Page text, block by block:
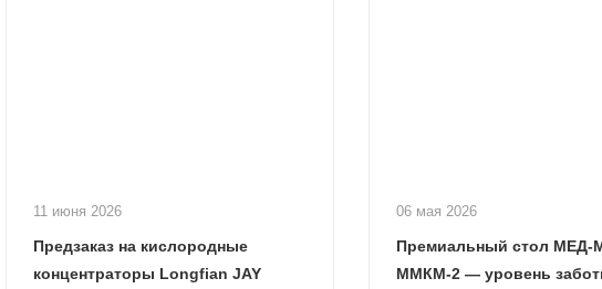
11 июня 2026
Предзаказ на кислородные
концентраторы Longfian JAY
06 мая 2026
Премиальный стол
ММКМ-2 — уровень